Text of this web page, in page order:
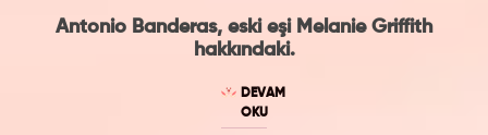
Antonio Banderas, eski eşi Melanie Griffith
hakkındaki.
DEVAM
OKU